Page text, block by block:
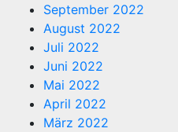
September 2022
August 2022
Juli 2022
Juni 2022
Mai 2022
April 2022
März 2022